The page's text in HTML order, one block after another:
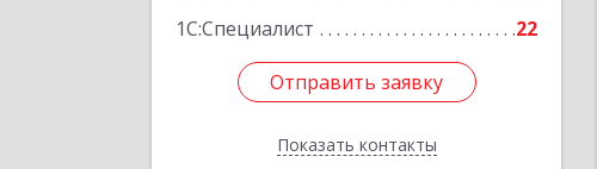
1С:Специалист
22
Отправить заявку
Показать контакты
Отправить заявку
Назад